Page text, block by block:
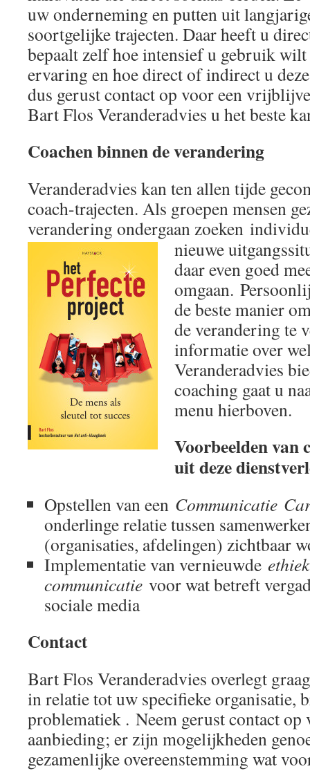
uw onderneming en putten uit
soortgelijke trajecten. Daar heeft u
bepaalt zelf hoe intensief u gebruik wilt
ervaring en hoe direct of indirect u
dus gerust contact op voor een
Bart Flos Veranderadvies u het beste
Coachen binnen de verandering
Veranderadvies kan ten allen tijde
coach-trajecten. Als groepen mensen
verandering ondergaan zoeken
nieuwe
daar even goed
omgaan.
de beste manier
de verandering te
informatie over
Veranderadvies
coaching gaat u
menu hierboven.
Voorbeelden van
uit deze
Opstellen van een Communicatie
onderlinge relatie tussen
(organisaties, afdelingen) zichtbaar
Implementatie van vernieuwde
communicatie voor wat betreft
sociale media
Contact
Bart Flos Veranderadvies overlegt
in relatie tot uw specifieke organisatie,
problematiek . Neem gerust contact
aanbieding; er zijn mogelijkheden
gezamenlijke overeenstemming wat